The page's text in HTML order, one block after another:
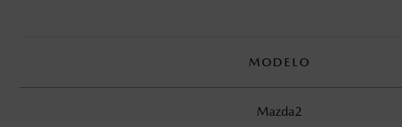
MODELO
Mazda2